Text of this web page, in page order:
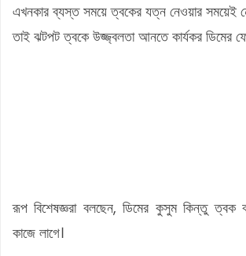
এখনকার ব্যস্ত সময়ে ত্বকের যত্ন নেওয়ার সময়েই
তাই ঝটপট ত্বকে উজ্জ্বলতা আনতে কার্যকর ডিমের
রূপ বিশেষজ্ঞরা বলছেন, ডিমের কুসুম কিন্তু
কাজে লাগে।